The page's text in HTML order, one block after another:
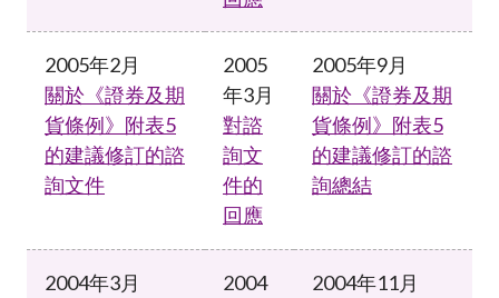
2005年2月
關於《證券及期
貨條例》附表5
的建議修訂的諮
詢文件
2005
年3月
對諮
詢文
件的
回應
2005年9月
關於《證券及期
貨條例》附表5
的建議修訂的諮
詢總結
2004年3月
2004
2004年11月